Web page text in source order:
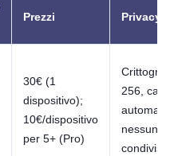
Prezzi Privacy/
30€ (1
dispositivo);
10€/dispositivo
per 5+ (Pro)
256,
nessuna